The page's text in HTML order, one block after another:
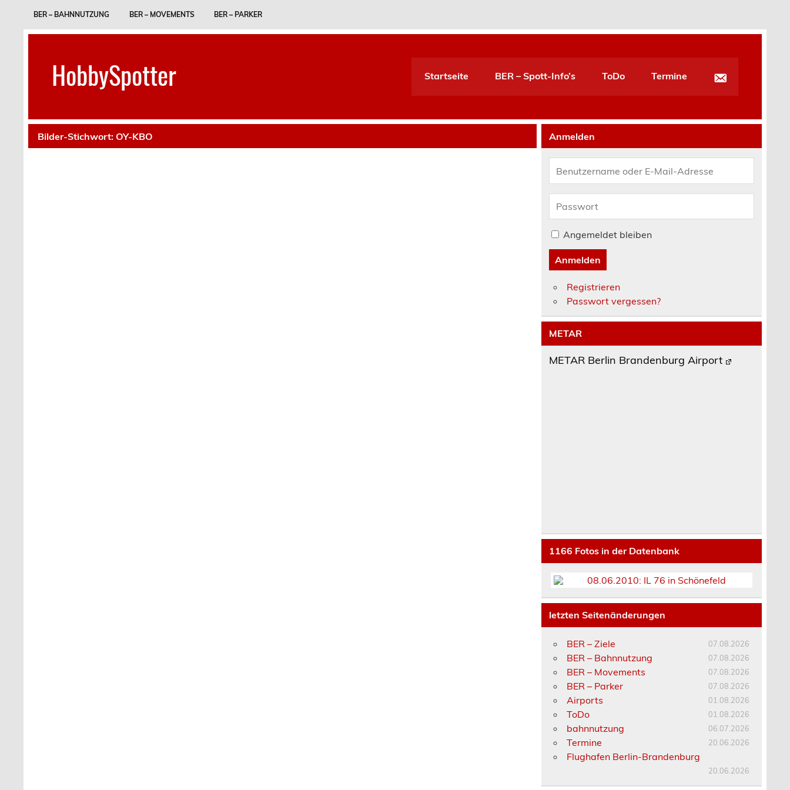
BER – BAHNNUTZUNG BER – MOVEMENTS BER – PARKER
HobbySpotter Startseite BER – Spott-Info’s ToDo Termine
Bilder-Stichwort:OY-KBO Anmelden
Angemeldet bleiben
Anmelden
Registrieren
Passwort vergessen?
METAR
METAR Berlin Brandenburg Airport
1166 Fotos in der Datenbank
letzten Seitenänderungen
BER – Ziele 07.08.2026
BER – Bahnnutzung 07.08.2026
BER – Movements 07.08.2026
BER – Parker 07.08.2026
Airports 01.08.2026
ToDo 01.08.2026
bahnnutzung 06.07.2026
Termine 20.06.2026
Flughafen Berlin-Brandenburg
20.06.2026